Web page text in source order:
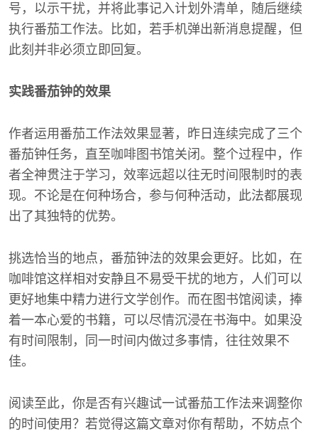
号，以示干扰，并将此事记入计划外清单，随后继续
执行番茄工作法。比如，若手机弹出新消息提醒，但
此刻并非必须立即回复。
实践番茄钟的效果
作者运用番茄工作法效果显著，昨日连续完成了三个
番茄钟任务，直至咖啡图书馆关闭。整个过程中，作
者全神贯注于学习，效率远超以往无时间限制时的表
现。不论是在何种场合，参与何种活动，此法都展现
出了其独特的优势。
挑选恰当的地点，番茄钟法的效果会更好。比如，在
咖啡馆这样相对安静且不易受干扰的地方，人们可以
更好地集中精力进行文学创作。而在图书馆阅读，捧
着一本心爱的书籍，可以尽情沉浸在书海中。如果没
有时间限制，同一时间内做过多事情，往往效果不
佳。
阅读至此，你是否有兴趣试一试番茄工作法来调整你
的时间使用？若觉得这篇文章对你有帮助，不妨点个